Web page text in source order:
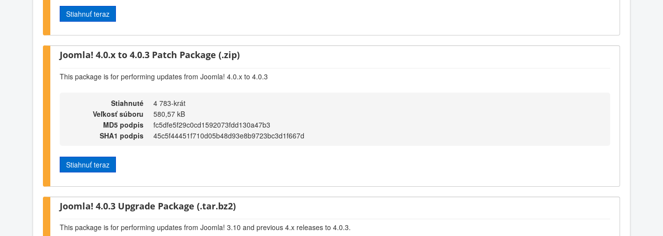
Stiahnuť teraz
Joomla! 4.0.x to 4.0.3 Patch Package (.zip)
This package is for performing updates from Joomla! 4.0.x to 4.0.3
Stiahnuté
4 783-krát
Veľkosť súboru
580,57 kB
MD5 podpis
fc5dfe5f29c0cd1592073fdd130a47b3
SHA1 podpis
45c5f44451f710d05b48d93e8b9723bc3d1f667d
Stiahnuť teraz
Joomla! 4.0.3 Upgrade Package (.tar.bz2)
This package is for performing updates from Joomla! 3.10 and previous 4.x releases to 4.0.3.